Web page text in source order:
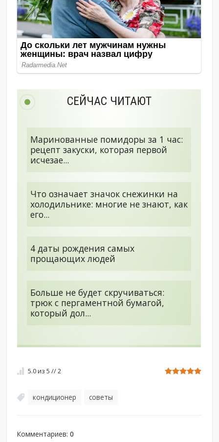
СЕЙЧАС ЧИТАЮТ
Маринованные помидоры за 1 час:
рецепт закуски, которая первой
исчезае...
Что означает значок снежинки на
холодильнике: многие не знают, как
его...
4 даты рождения самых
прощающих людей
Больше не будет скручиваться:
трюк с пергаментной бумагой,
который дол...
5.0из5 //2
кондиционер советы
Комментариев:0